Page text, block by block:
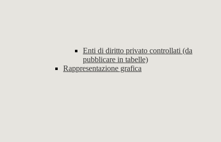
Enti di diritto privato controllati (da
pubblicare in tabelle)
Rappresentazione grafica